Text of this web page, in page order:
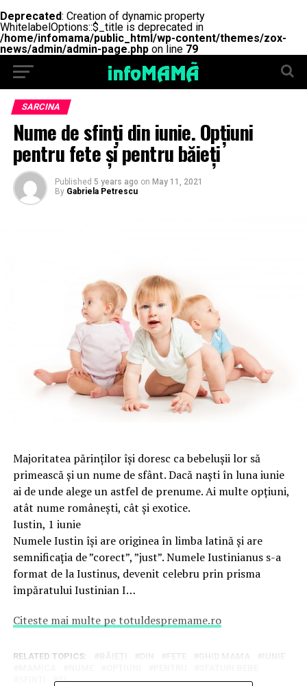
Deprecated: Creation of dynamic property
WhitelabelOptions::$_title is deprecated in
/home/infomama/public_html/wp-content/themes/zox-
news/admin/admin-page.php on line 79
SARCINA
Nume de sfinți din iunie. Opțiuni
pentru fete și pentru băieți
Published 5 years ago on May 11, 2021
By Gabriela Petrescu
Majoritatea părinților își doresc ca bebelușii lor să
primească și un nume de sfânt. Dacă naști în luna iunie
ai de unde alege un astfel de prenume. Ai multe opțiuni,
atât nume românești, cât și exotice.
Iustin, 1 iunie
Numele Iustin își are originea în limba latină și are
semnificația de ”corect”, ”just”. Numele Iustinianus s-a
format de la Iustinus, devenit celebru prin prisma
împăratului Iustinian I…
Citeste mai multe pe totuldespremame.ro
RELATED TOPICS: BĂIEȚI DIN FETE GHID MAMA
IUNIE
ŞI